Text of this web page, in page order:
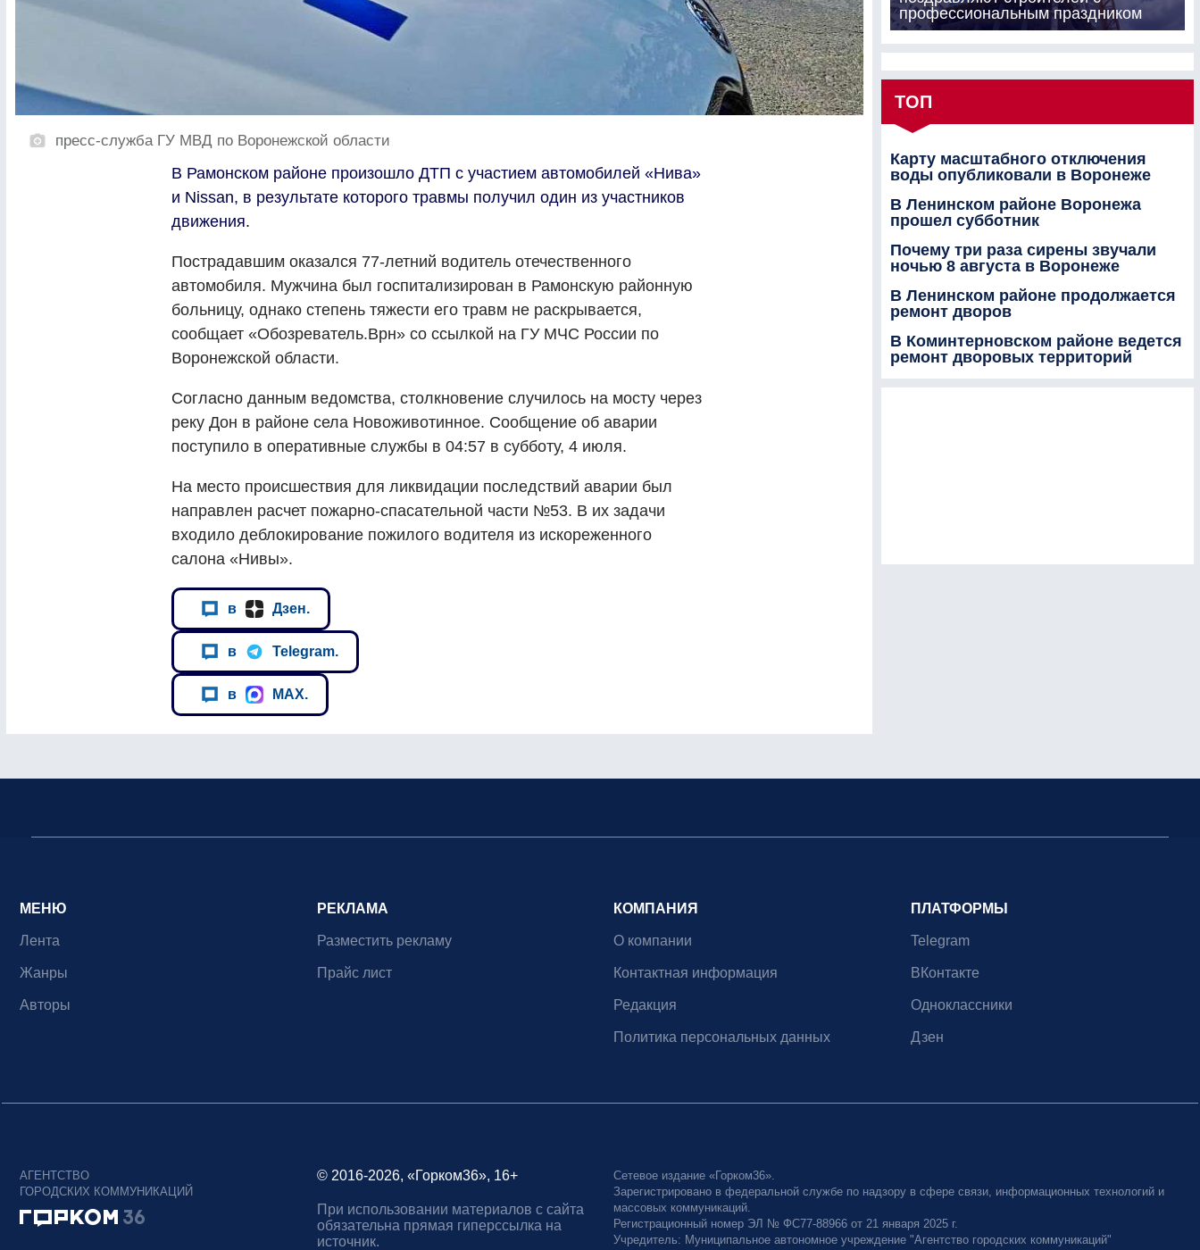
пресс-служба ГУ МВД по Воронежской области
В Рамонском районе произошло ДТП с участием автомобилей «Нива»
и Nissan, в результате которого травмы получил один из участников
движения.
Пострадавшим оказался 77-летний водитель отечественного
автомобиля. Мужчина был госпитализирован в Рамонскую районную
больницу, однако степень тяжести его травм не раскрывается,
сообщает «Обозреватель.Врн» со ссылкой на ГУ МЧС России по
Воронежской области.
Согласно данным ведомства, столкновение случилось на мосту через
реку Дон в районе села Новоживотинное. Сообщение об аварии
поступило в оперативные службы в 04:57 в субботу, 4 июля.
На место происшествия для ликвидации последствий аварии был
направлен расчет пожарно-спасательной части №53. В их задачи
входило деблокирование пожилого водителя из искореженного
салона «Нивы».
в Дзен.
в Telegram.
в MAX.
профессиональным праздником
ТОП
Карту масштабного отключения
воды опубликовали в Воронеже
В Ленинском районе Воронежа
прошел субботник
Почему три раза сирены звучали
ночью 8 августа в Воронеже
В Ленинском районе продолжается
ремонт дворов
В Коминтерновском районе ведется
ремонт дворовых территорий
МЕНЮ
Лента
Жанры
Авторы
РЕКЛАМА
Разместить рекламу
Прайс лист
КОМПАНИЯ
О компании
Контактная информация
Редакция
Политика персональных данных
ПЛАТФОРМЫ
Telegram
ВКонтакте
Одноклассники
Дзен
АГЕНТСТВО
ГОРОДСКИХ КОММУНИКАЦИЙ
© 2016-2026, «Горком36», 16+
При использовании материалов с сайта
обязательна прямая гиперссылка на
источник.
Сетевое издание «Горком36».
Зарегистрировано в федеральной службе по надзору в сфере связи, информационных технологий и
массовых коммуникаций.
Регистрационный номер ЭЛ № ФС77-88966 от 21 января 2025 г.
Учредитель: Муниципальное автономное учреждение "Агентство городских коммуникаций"